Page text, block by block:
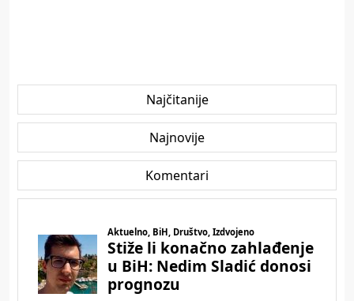
Najčitanije
Najnovije
Komentari